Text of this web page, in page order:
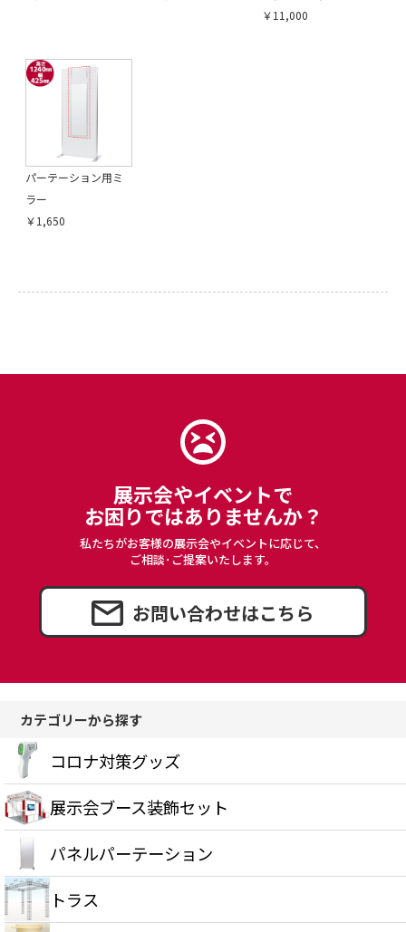
￥11,000
パーテーション用ミ
ラー
￥1,650
展示会やイベントで
お困りではありませんか？
私たちがお客様の展示会やイベントに応じて、
ご相談･ご提案いたします。
お問い合わせはこちら
カテゴリーから探す
コロナ対策グッズ
展示会ブース装飾セット
パネルパーテーション
トラス